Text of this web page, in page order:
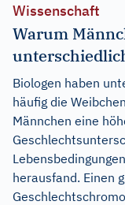
Wissenschaft
Warum
Biologen haben
häufig die
Männchen eine
herausfand. Einen